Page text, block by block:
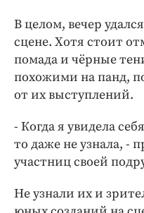
В целом, вечер
сцене. Хотя стоит
помада и чёрные
похожими на панд,
от их выступлений.
- Когда я увидела
то даже не узнала, -
участниц своей
Не узнали их и